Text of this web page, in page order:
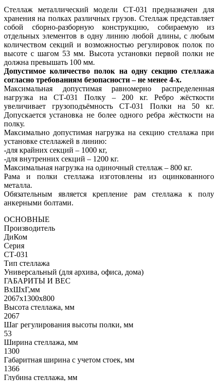
Стеллаж металлический модели СТ-031 предназначен для
хранения на полках различных грузов. Стеллаж представляет
собой сборно-разборную конструкцию, собираемую из
отдельных элементов в одну линию любой длины, с любым
количеством секций и возможностью регулировок полок по
высоте с шагом 53 мм. Высота установки первой полки не
должна превышать 100 мм.
Допустимое количество полок на одну секцию стеллажа
согласно требованиям безопасности – не менее 4-х.
Максимальная допустимая равномерно распределенная
нагрузка на СТ-031 Полку – 200 кг. Ребро жёсткости
увеличивает грузоподъёмность СТ-031 Полки на 50 кг.
Допускается установка не более одного ребра жёсткости на
полку.
Максимально допустимая нагрузка на секцию стеллажа при
установке стеллажей в линию:
-для крайних секций – 1000 кг,
-для внутренних секций – 1200 кг.
Максимальная нагрузка на одиночный стеллаж – 800 кг.
Рама и полки стеллажа изготовлены из оцинкованного
металла.
Обязательным является крепление рам стеллажа к полу
анкерными болтами.
ОСНОВНЫЕ
Производитель
ДиКом
Серия
СТ-031
Тип стеллажа
Универсальный (для архива, офиса, дома)
ГАБАРИТЫ И ВЕС
ВхШхГ,мм
2067x1300x800
Высота стеллажа, мм
2067
Шаг регулирования высоты полки, мм
53
Ширина стеллажа, мм
1300
Габаритная ширина с учетом стоек, мм
1366
Глубина стеллажа, мм